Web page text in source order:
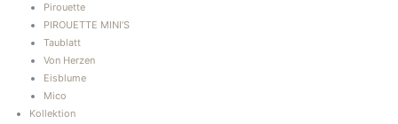
Pirouette
PIROUETTE MINI’S
Taublatt
Von Herzen
Eisblume
Mico
Kollektion